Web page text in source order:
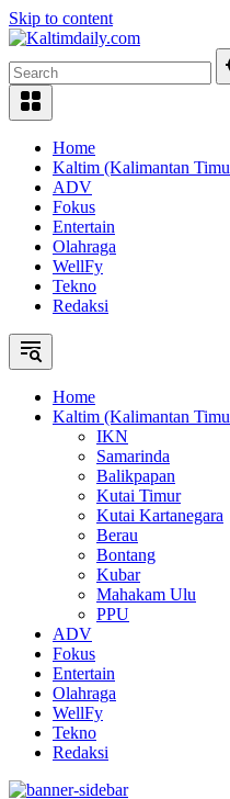
Skip to content
Home
Kaltim (Kalimantan
ADV
Fokus
Entertain
Olahraga
WellFy
Tekno
Redaksi
Home
Kaltim (Kalimantan
IKN
Samarinda
Balikpapan
Kutai Timur
Kutai Kartanegara
Berau
Bontang
Kubar
Mahakam Ulu
PPU
ADV
Fokus
Entertain
Olahraga
WellFy
Tekno
Redaksi